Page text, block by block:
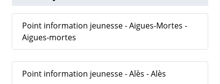
Point information jeunesse - Aigues-Mortes -
Aigues-mortes
Point information jeunesse - Alès - Alès